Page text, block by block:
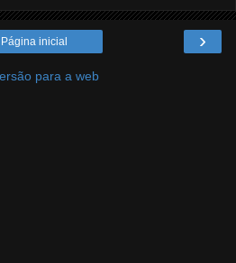
›
Página inicial
para a web